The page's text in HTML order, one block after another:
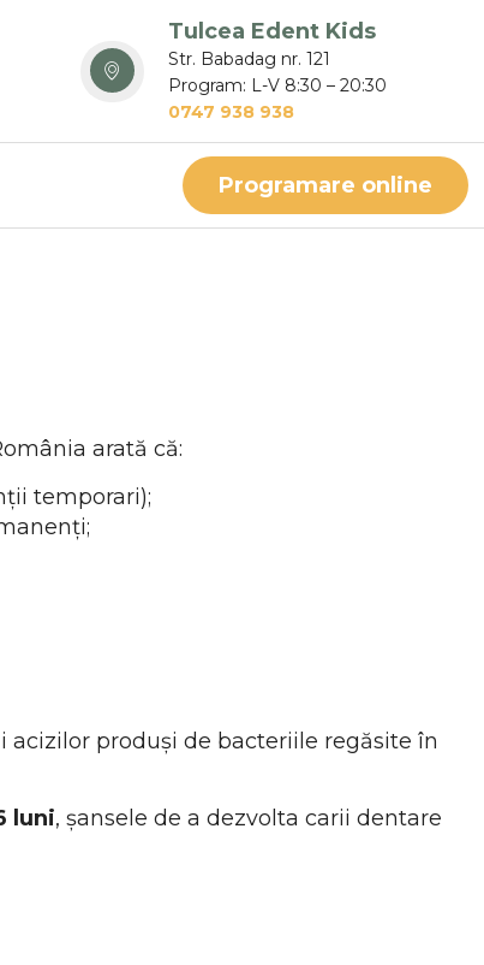
Tulcea Edent Kids
Str. Babadag nr. 121
Program: L-V 8:30 – 20:30
0747 938 938
Programare online
arată că:
temporari);
produși de bacteriile regăsite în
luni, șansele de a dezvolta carii dentare